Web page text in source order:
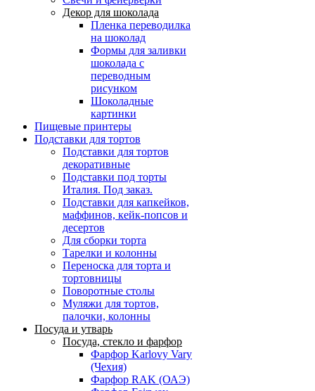
Декор для шоколада
Пленка переводилка
на шоколад
Формы для заливки
шоколада с
переводным
рисунком
Шоколадные
картинки
Пищевые принтеры
Подставки для тортов
Подставки для тортов
декоративные
Подставки под торты
Италия. Под заказ.
Подставки для капкейков,
маффинов, кейк-попсов и
десертов
Для сборки торта
Тарелки и колонны
Переноска для торта и
тортовницы
Поворотные столы
Муляжи для тортов,
палочки, колонны
Посуда и утварь
Посуда, стекло и фарфор
Фарфор Karlovy Vary
(Чехия)
Фарфор RAK (ОАЭ)